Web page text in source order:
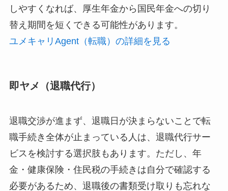
しやすくなれば、厚生年金から国民年金への切り
替え期間を短くできる可能性があります。
ユメキャリAgent（転職）の詳細を見る
即ヤメ（退職代行）
退職交渉が進まず、退職日が決まらないことで転
職手続き全体が止まっている人は、退職代行サー
ビスを検討する選択肢もあります。ただし、年
金・健康保険・住民税の手続きは自分で確認する
必要があるため、退職後の書類受け取りも忘れな